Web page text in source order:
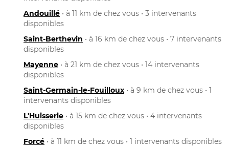
Andouillé • à 11 km de chez vous • 3 intervenants
disponibles
Saint-Berthevin • à 16 km de chez vous • 7 intervenants
disponibles
Mayenne • à 21 km de chez vous • 14 intervenants
disponibles
Saint-Germain-le-Fouilloux • à 9 km de chez vous • 1
intervenants disponibles
L'Huisserie • à 15 km de chez vous • 4 intervenants
disponibles
Forcé • à 11 km de chez vous • 1 intervenants disponibles